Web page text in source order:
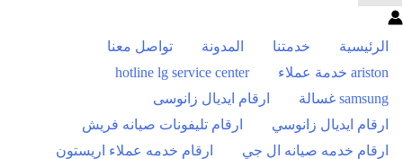
الرئيسية خدمتنا المدونة
تواصل معنا
ariston خدمة عملاء
hotline lg service center
samsung غسالة
ارقام ايديال زانوسى
ارقام ايديال زانوسي
ارقام تليفونات صيانه فريش
ارقام خدمه صيانه ال جي
ارقام خدمه عملاء اريستون